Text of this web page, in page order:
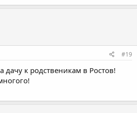
#19
к родственикам в Ростов!